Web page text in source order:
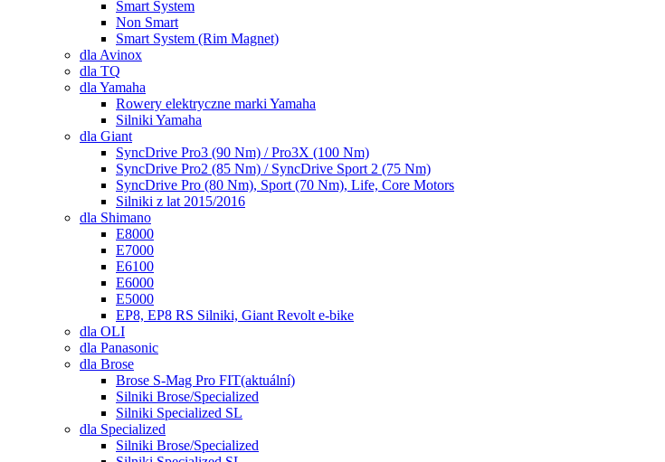
Smart System
Non Smart
Smart System (Rim Magnet)
dla Avinox
dla TQ
dla Yamaha
Rowery elektryczne marki Yamaha
Silniki Yamaha
dla Giant
SyncDrive Pro3 (90 Nm) / Pro3X (100 Nm)
SyncDrive Pro2 (85 Nm) / SyncDrive Sport 2 (75 Nm)
SyncDrive Pro (80 Nm), Sport (70 Nm), Life, Core Motors
Silniki z lat 2015/2016
dla Shimano
E8000
E7000
E6100
E6000
E5000
EP8, EP8 RS Silniki, Giant Revolt e-bike
dla OLI
dla Panasonic
dla Brose
Brose S-Mag Pro FIT(aktuální)
Silniki Brose/Specialized
Silniki Specialized SL
dla Specialized
Silniki Brose/Specialized